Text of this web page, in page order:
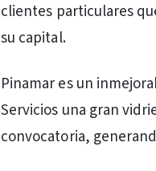
clientes particulares
su capital.
Pinamar es un
Servicios una gran
convocatoria,